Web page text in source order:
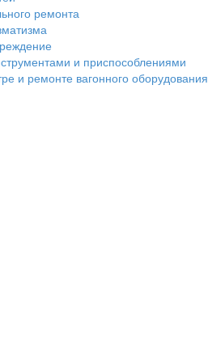
ремонта
и приспособлениями
и ремонте вагонного оборудования